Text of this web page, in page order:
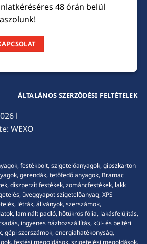
48 órán belül
l
WEXO
ÁLTALÁNOS SZERZŐDÉSI FELTÉTELEK
festékbolt, szigetelőanyagok, gipszkarton
gerendák, tetőfedő anyagok, Bramac
diszperzit festékek, zománcfestékek, lakk
üveggyapot szigetelőanyag, XPS
létrák, állványok, szerszámok,
laminált padló, hőtükrös fólia, lakásfelújítás,
ingyenes házhozszállítás, kül- és beltéri
gépi szerszámok, energiahatékonyság,
festési megoldások, szigetelési megoldások,